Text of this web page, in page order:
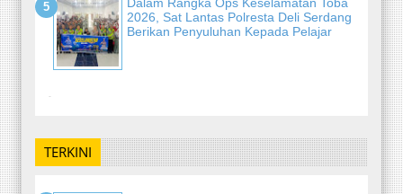
2026, Sat Lantas Polresta Deli Serdang
Berikan Penyuluhan Kepada Pelajar
-
TERKINI